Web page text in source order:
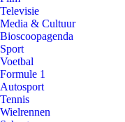
Televisie
Media & Cultuur
Bioscoopagenda
Sport
Voetbal
Formule 1
Autosport
Tennis
Wielrennen